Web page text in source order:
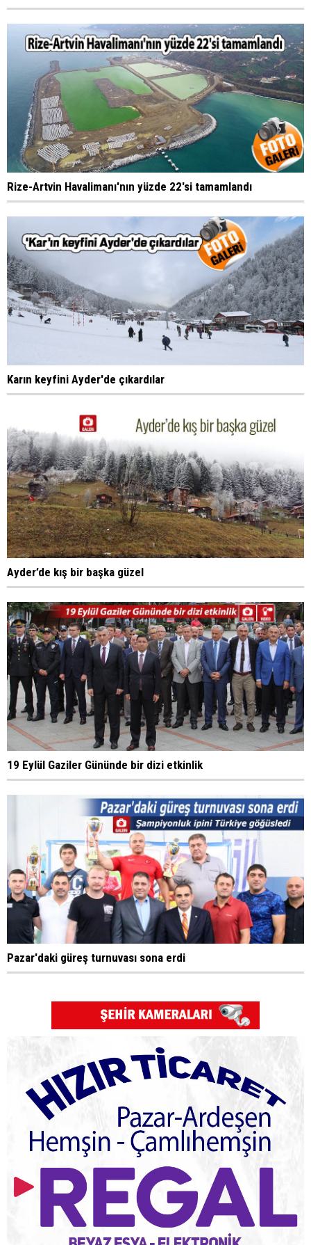
Rize-Artvin Havalimanı'nın yüzde 22'si tamamlandı
Karın keyfini Ayder'de çıkardılar
Ayder’de kış bir başka güzel
19 Eylül Gaziler Gününde bir dizi etkinlik
Pazar'daki güreş turnuvası sona erdi